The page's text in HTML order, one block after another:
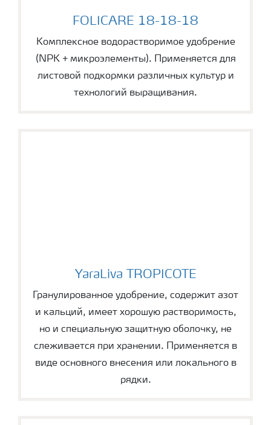
FOLICARE 18-18-18
Комплексное водорастворимое удобрение
(NPK + микроэлементы). Применяется для
листовой подкормки различных культур и
технологий выращивания.
YaraLiva TROPICOTE
Гранулированное удобрение, содержит азот
и кальций, имеет хорошую растворимость,
но и специальную защитную оболочку, не
слеживается при хранении. Применяется в
виде основного внесения или локального в
рядки.